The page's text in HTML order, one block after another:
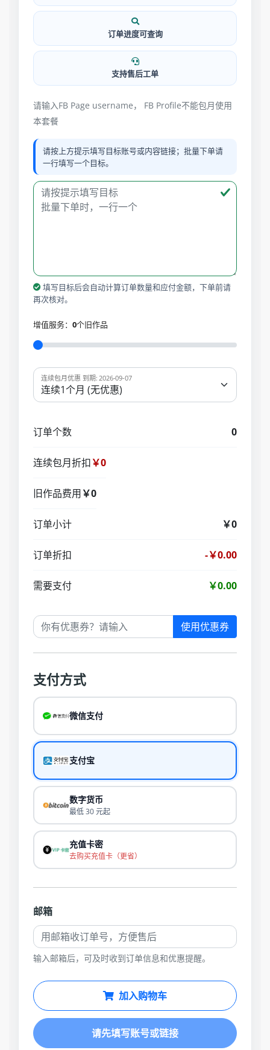
订单进度可查询
支持售后工单
请输入FB Page username， FB Profile不能包月使用
本套餐
请按上方提示填写目标账号或内容链接；批量下单请
一行填写一个目标。
填写目标后会自动计算订单数量和应付金额，下单前请
再次核对。
增值服务： 0个旧作品
连续包月优惠 到期: 2026-09-07
订单个数 0
连续包月折扣￥0
旧作品费用￥0
订单小计 ￥0
订单折扣 -￥0.00
需要支付 ￥0.00
使用优惠券
支付方式
微信支付
支付宝
数字货币
最低 30 元起
充值卡密
去购买充值卡（更省）
邮箱
输入邮箱后，可及时收到订单信息和优惠提醒。
加入购物车
请先填写账号或链接